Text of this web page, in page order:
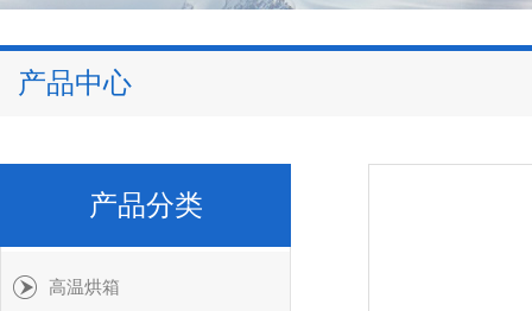
产品中心
产品分类
高温烘箱